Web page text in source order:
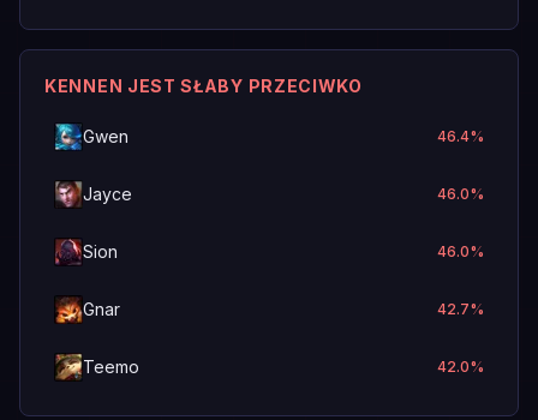
KENNEN JEST SŁABY PRZECIWKO
Gwen 46.4%
Jayce 46.0%
Sion 46.0%
Gnar 42.7%
Teemo 42.0%